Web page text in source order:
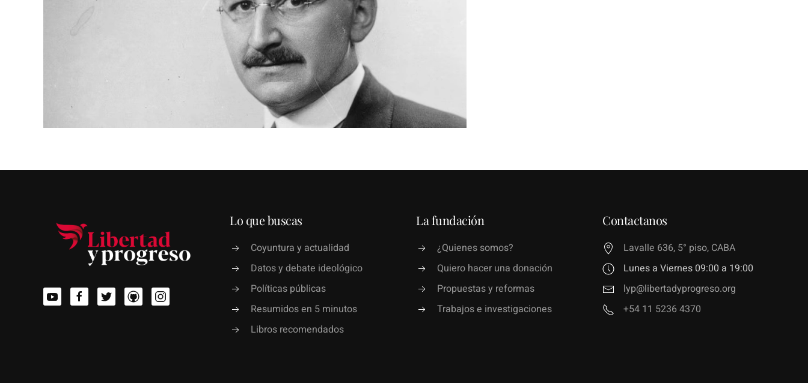
Lo que buscas
Coyuntura y actualidad
Datos y debate ideológico
Políticas públicas
Resumidos en 5 minutos
Libros recomendados
La fundación
¿Quienes somos?
Quiero hacer una donación
Propuestas y reformas
Trabajos e investigaciones
Contactanos
Lavalle 636, 5° piso, CABA
Lunes a Viernes 09:00 a 19:00
lyp@libertadyprogreso.org
+54 11 5236 4370